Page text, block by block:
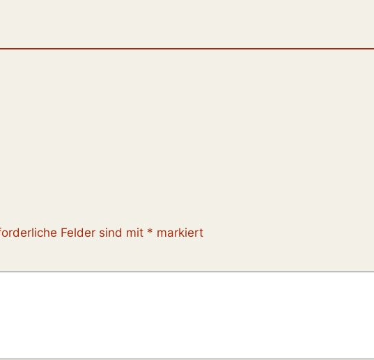
Felder sind mit * markiert